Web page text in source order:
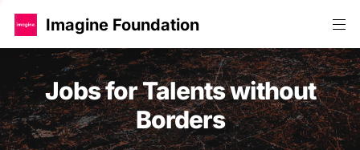
Imagine Foundation
Jobs for Talents without
Borders